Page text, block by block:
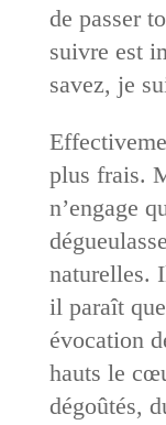
de passer
suivre est
savez, je
plus frais.
n’engage
naturelles.
il paraît
évocation
hauts le
dégoûtés,